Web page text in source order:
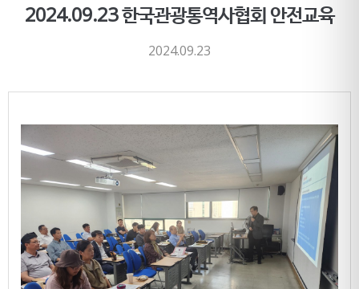
2024.09.23 한국관광통역사협회 안전교육
2024.09.23